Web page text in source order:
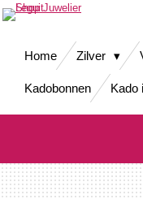
Home Zilver
Kadobonnen Kado